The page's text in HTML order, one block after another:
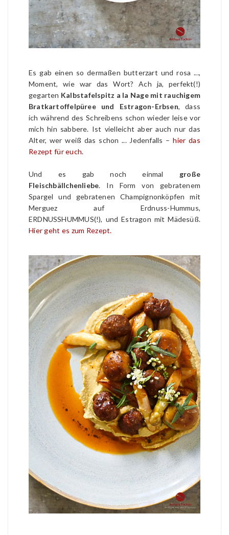
Es gab einen so dermaßen butterzart und rosa ...,
Moment, wie war das Wort? Ach ja, perfekt(!)
gegarten Kalbstafelspitz a la Nage mit rauchigem
Bratkartoffelpüree und Estragon-Erbsen, dass
ich während des Schreibens schon wieder leise vor
mich hin sabbere. Ist vielleicht aber auch nur das
Alter, wer weiß das schon ... Jedenfalls –hier das
Rezept für euch.
Und es gab noch einmal große
Fleischbällchenliebe. In Form von gebratenem
Spargel und gebratenen Champignonköpfen mit
Merguez auf Erdnuss-Hummus,
ERDNUSSHUMMUS(!), und Estragon mit Mädesüß.
Hier geht es zum Rezept.